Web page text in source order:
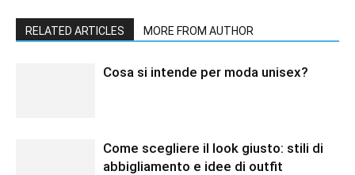
RELATED ARTICLES MORE FROM AUTHOR
Cosa si intende per moda unisex?
Come scegliere il look giusto: stili di
abbigliamento e idee di outfit